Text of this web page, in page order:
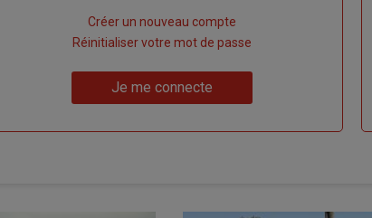
compte"
Créer un nouveau compte
Réinitialiser votre mot de passe
Je me connecte